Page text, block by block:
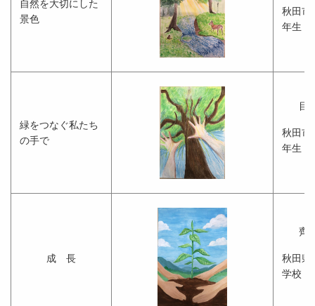
自然を大切にした
景色
秋田
年生
緑をつなぐ私たち
の手で
目
秋田
年生
成 長
齊
秋田県
学校